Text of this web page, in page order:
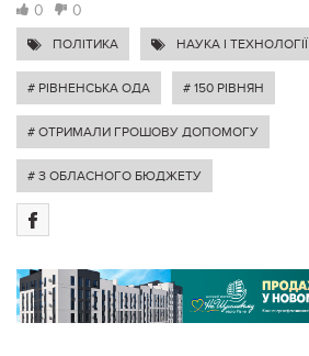
0 0
ПОЛІТИКА НАУКА І ТЕХНОЛОГІЇ
# РІВНЕНСЬКА ОДА # 150 РІВНЯН
# ОТРИМАЛИ ГРОШОВУ ДОПОМОГУ
# З ОБЛАСНОГО БЮДЖЕТУ